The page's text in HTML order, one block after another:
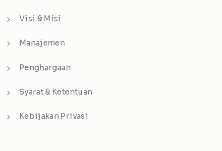
Visi & Misi
Manajemen
Penghargaan
Syarat & Ketentuan
Kebijakan Privasi